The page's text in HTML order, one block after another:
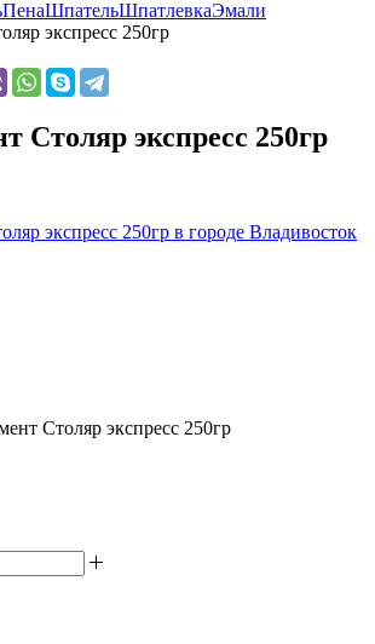
ПенаШпательШпатлевкаЭмали
экспресс 250гр
Столяр экспресс 250гр
Столяр экспресс 250гр